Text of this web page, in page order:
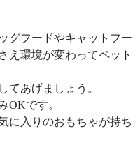
グフードやキャットフー
え環境が変わってペット
てあげましょう。
OKです。
に入りのおもちゃが持ち